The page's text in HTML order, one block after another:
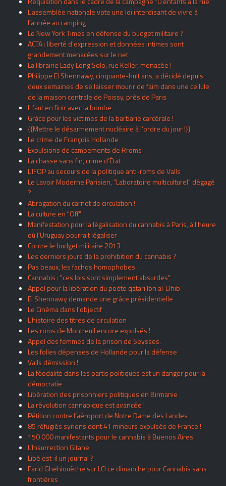
L’assemblée nationale vote une loi interdisant de vivre à
l’année au camping
Le New York Times en défense du budget militaire ?
ACTA : liberté d’expression et données intimes sont
grandement menacées sur le net
La librairie Lady Long Solo, rue Keller, menacée !
Philippe El Shennawy, cinquante-huit ans, a décidé depuis
deux semaines de se laisser mourir de faim dans une cellule
de la maison centrale de Poissy, près de Paris
Il faut en finir avec la bombe
Grâce pour les victimes de la barbarie carcérale !
{{Mettre le désarmement nucléaire à l’ordre du jour !}}
Le crime de François Hollande
Expulsions de campements de Rroms
La chasse sans fin, crime d’État
L’IFOP au secours de la politique anti-roms de Valls
Le Lavoir Moderne Parisien, "Laboratoire multiculturel" dégagé
?
Abrogation du carnet de circulation !
La culture en "Off"
Manifestation pour la légalisation du cannabis à Paris, à l’heure
où l’Uruguay pourrait légaliser
Contre le budget militaire 2013
Les derniers jours de la prohibition du cannabis ?
Pas beaux, les fachos homophobes…
Cannabis : "ces lois sont simplement absurdes"
Appel pour la libération du poète qatari Ibn al-Dhib
El Shennawy demande une grâce présidentielle
Le Cinéma dans l’objectif
L’histoire des titres de circulation
Les roms de Montreuil encore expulsés !
Appel des femmes de la prison de Seysses.
Les folles dépenses de Hollande pour la défense
Valls démission !
La féodalité dans les partis politiques est un danger pour la
démocratie
Libération des prisonniers politiques en Birmanie
La révolution cannabique est avancée !
Pétition contre l’aéroport de Notre Dame des Landes
85 réfugiés syriens dont 41 mineurs expulsés de France !
150 000 manifestants pour le cannabis à Buenos Aires
L’Insurrection Gitane
Libé est-il un journal ?
Farid Ghehiouèche sur LCI ce dimanche pour Cannabis sans
frontières